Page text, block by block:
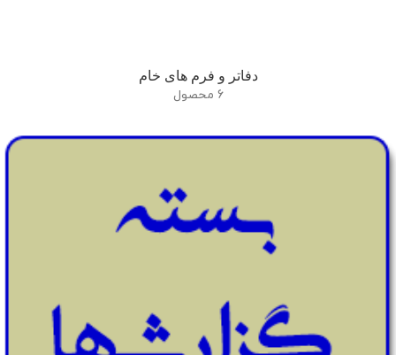
دفاتر و فرم های خام
6 محصول